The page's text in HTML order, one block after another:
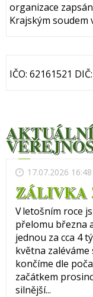
organizace
Krajským soudem
IČO: 62161521
17.07.2026 16:48
ZÁLIVKA
V letošním roce
přelomu března
jednou za cca 4
května zaléváme
končíme dle
začátkem
silnější...